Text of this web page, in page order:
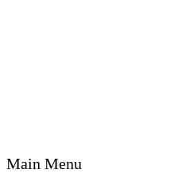
Main Menu